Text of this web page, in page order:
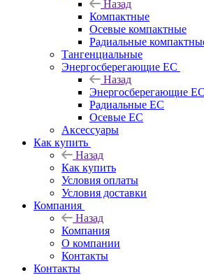
Назад
Компактные
Осевые компактные
Радиальные
Тангенциальные
Энергосберегающие EC
Назад
Энергосберегающие EC
Радиальные EC
Осевые EC
Аксессуары
Как купить
Назад
Как купить
Условия оплаты
Условия доставки
Компания
Назад
Компания
О компании
Контакты
Контакты